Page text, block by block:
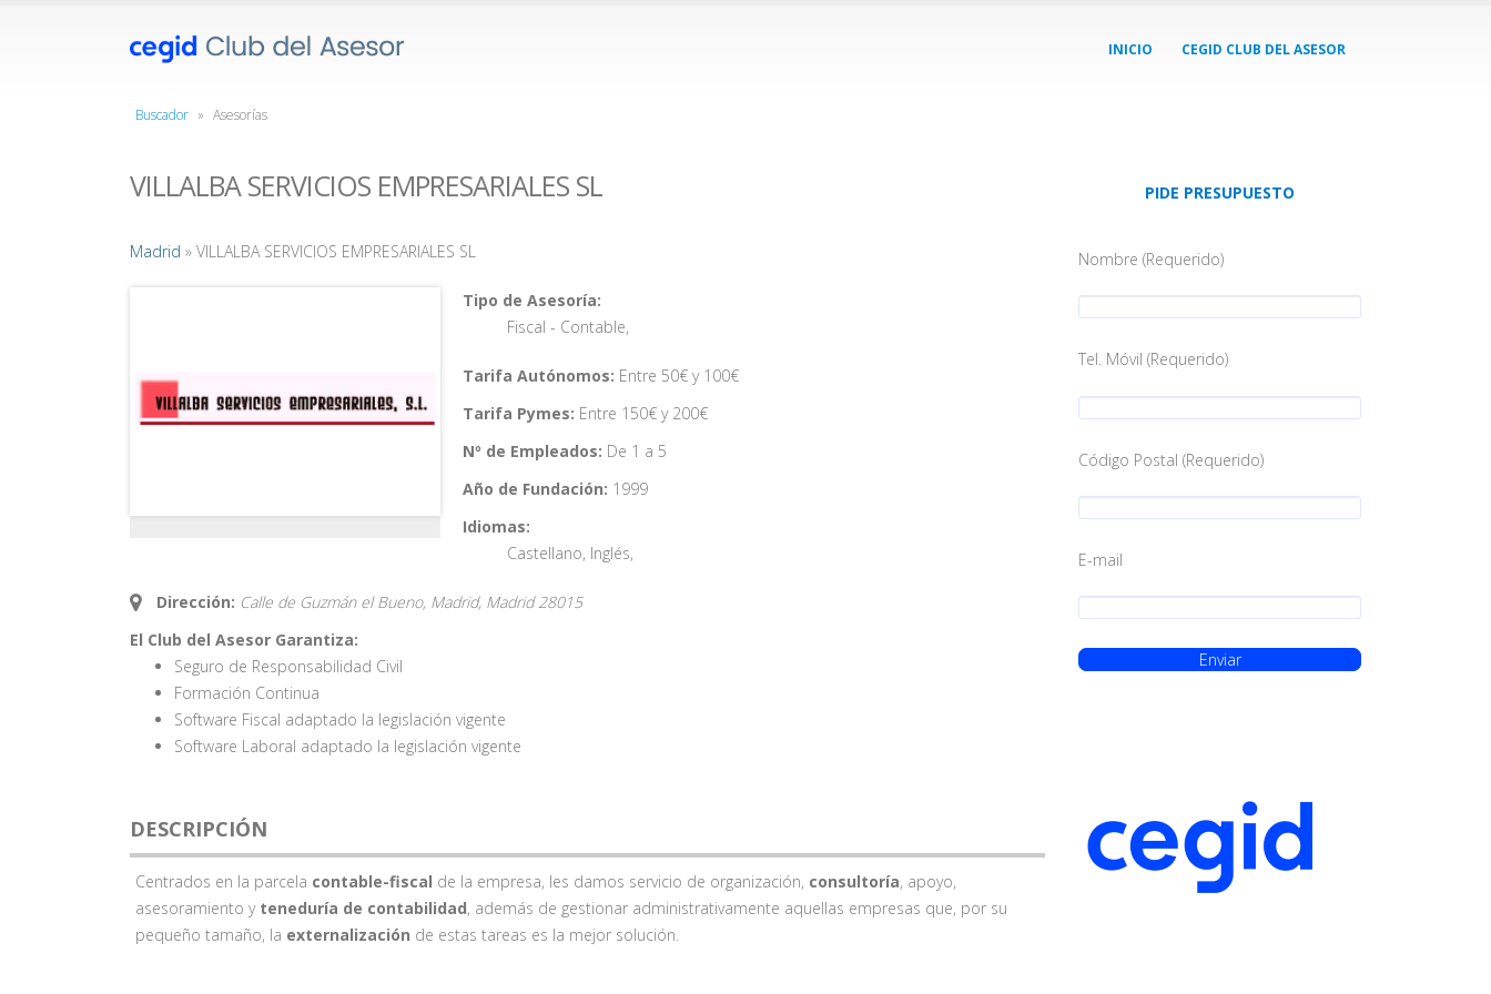
INICIO CEGID CLUB DEL ASESOR
Buscador » Asesorías
VILLALBA SERVICIOS EMPRESARIALES SL
Madrid » VILLALBA SERVICIOS EMPRESARIALES SL
Tipo de Asesoría:
Fiscal - Contable,
Tarifa Autónomos: Entre 50€ y 100€
Tarifa Pymes: Entre 150€ y 200€
Nº de Empleados: De 1 a 5
Año de Fundación: 1999
Idiomas:
Castellano, Inglés,
Dirección: Calle de Guzmán el Bueno, Madrid, Madrid 28015
El Club del Asesor Garantiza:
Seguro de Responsabilidad Civil
Formación Continua
Software Fiscal adaptado la legislación vigente
Software Laboral adaptado la legislación vigente
DESCRIPCIÓN
Centrados en la parcela contable-fiscal de la empresa, les damos servicio de organización, consultoría, apoyo,
asesoramiento y teneduría de contabilidad, además de gestionar administrativamente aquellas empresas que, por su
pequeño tamaño, la externalización de estas tareas es la mejor solución.
PIDE PRESUPUESTO
Nombre (Requerido)
Tel. Móvil (Requerido)
Código Postal (Requerido)
E-mail